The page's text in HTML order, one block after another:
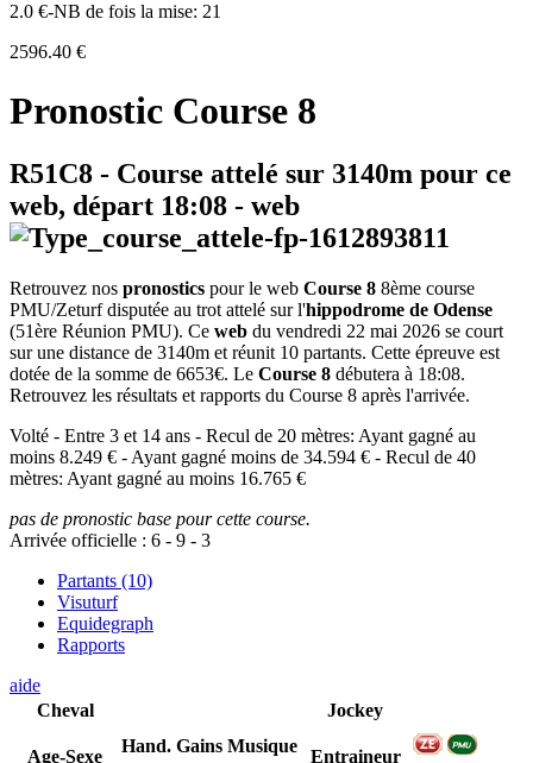
2.0 €-NB de fois la mise: 21
2596.40 €
Pronostic Course 8
R51C8 - Course attelé sur 3140m pour ce
web, départ 18:08 - web
Retrouvez nos pronostics pour le web Course 8 8ème course
PMU/Zeturf disputée au trot attelé sur l'hippodrome de Odense
(51ère Réunion PMU). Ce web du vendredi 22 mai 2026 se court
sur une distance de 3140m et réunit 10 partants. Cette épreuve est
dotée de la somme de 6653€. Le Course 8 débutera à 18:08.
Retrouvez les résultats et rapports du Course 8 après l'arrivée.
Volté - Entre 3 et 14 ans - Recul de 20 mètres: Ayant gagné au
moins 8.249 € - Ayant gagné moins de 34.594 € - Recul de 40
mètres: Ayant gagné au moins 16.765 €
pas de pronostic base pour cette course.
Arrivée officielle : 6 - 9 - 3
Partants (10)
Visuturf
Equidegraph
Rapports
aide
Cheval
Age-Sexe
Hand. Gains Musique
Jockey
Entraineur